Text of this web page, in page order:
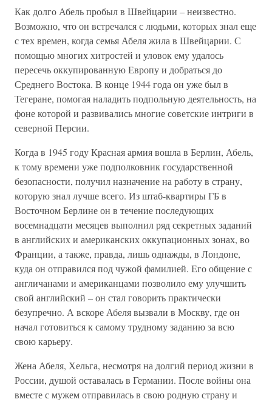
Как долго Абель пробыл в Швейцарии – неизвестно.
Возможно, что он встречался с людьми, которых знал еще
с тех времен, когда семья Абеля жила в Швейцарии. С
помощью многих хитростей и уловок ему удалось
пересечь оккупированную Европу и добраться до
Среднего Востока. В конце 1944 года он уже был в
Тегеране, помогая наладить подпольную деятельность, на
фоне которой и развивались многие советские интриги в
северной Персии.
Когда в 1945 году Красная армия вошла в Берлин, Абель,
к тому времени уже подполковник государственной
безопасности, получил назначение на работу в страну,
которую знал лучше всего. Из штаб-квартиры ГБ в
Восточном Берлине он в течение последующих
восемнадцати месяцев выполнил ряд секретных заданий
в английских и американских оккупационных зонах, во
Франции, а также, правда, лишь однажды, в Лондоне,
куда он отправился под чужой фамилией. Его общение с
англичанами и американцами позволило ему улучшить
свой английский – он стал говорить практически
безупречно. А вскоре Абеля вызвали в Москву, где он
начал готовиться к самому трудному заданию за всю
свою карьеру.
Жена Абеля, Хельга, несмотря на долгий период жизни в
России, душой оставалась в Германии. После войны она
вместе с мужем отправилась в свою родную страну и